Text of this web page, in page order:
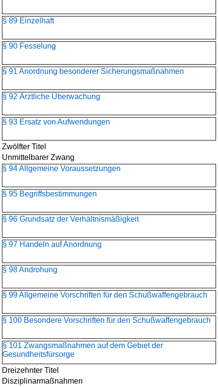
§ 89 Einzelhaft
§ 90 Fesselung
§ 91 Anordnung besonderer Sicherungsmaßnahmen
§ 92 Ärztliche Überwachung
§ 93 Ersatz von Aufwendungen
Zwölfter Titel
Unmittelbarer Zwang
§ 94 Allgemeine Voraussetzungen
§ 95 Begriffsbestimmungen
§ 96 Grundsatz der Verhältnismäßigkeit
§ 97 Handeln auf Anordnung
§ 98 Androhung
§ 99 Allgemeine Vorschriften für den Schußwaffengebrauch
§ 100 Besondere Vorschriften für den Schußwaffengebrauch
§ 101 Zwangsmaßnahmen auf dem Gebiet der
Gesundheitsfürsorge
Dreizehnter Titel
Disziplinarmaßnahmen